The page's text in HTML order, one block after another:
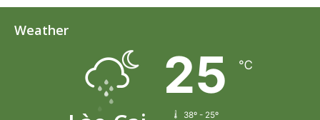
Weather
25 ℃
38º - 25º